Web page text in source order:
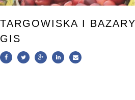
TARGOWISKA I
GIS